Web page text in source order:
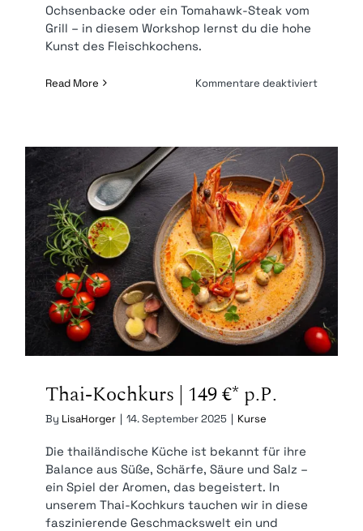
Ochsenbacke oder ein Tomahawk-Steak vom
Grill – in diesem Workshop lernst du die hohe
Kunst des Fleischkochens.
Read More Kommentare deaktiviertfür
|
169
€* p.P.
Thai-Kochkurs | 149 €* p.P.
Thai-Kochkurs | 149 €* p.P.
By LisaHorger | 14. September 2025 | Kurse
Die thailändische Küche ist bekannt für ihre
Balance aus Süße, Schärfe, Säure und Salz –
ein Spiel der Aromen, das begeistert. In
unserem Thai-Kochkurs tauchen wir in diese
faszinierende Geschmackswelt ein und